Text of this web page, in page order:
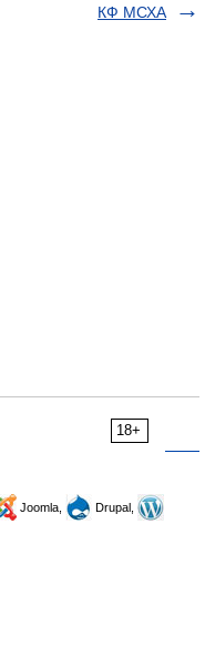
КФ МСХА
18+
Joomla,
Drupal,